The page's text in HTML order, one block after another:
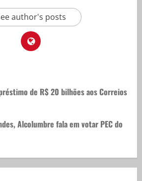
author's posts
de R$ 20 bilhões aos Correios
Alcolumbre fala em votar PEC do